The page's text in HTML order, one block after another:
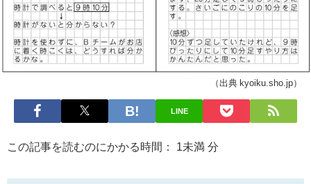
（出典 kyoiku.sho.jp）
LINE
この記事を読むのにかかる時間： 1未満 分